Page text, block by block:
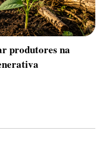
produtores na